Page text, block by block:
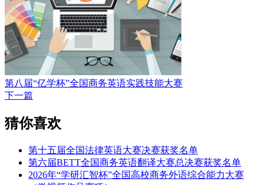
第八届“亿学杯”全国商务英语实践技能大赛
下一篇
猜你喜欢
第十五届全国法律英语大赛决赛获奖名单
第六届BETT全国商务英语翻译大赛总决赛获奖名单
2026年“学研汇智杯”全国高校商务外语综合能力大赛